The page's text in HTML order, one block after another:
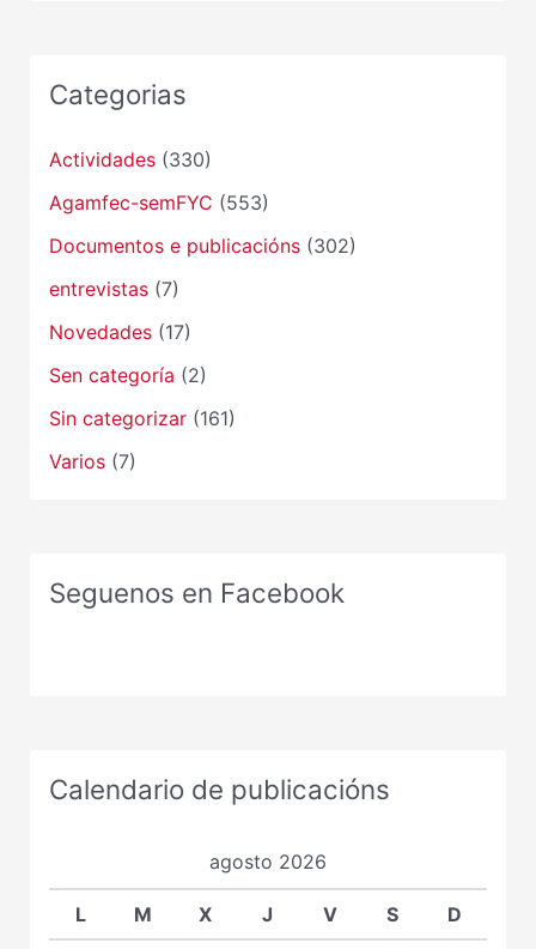
Categorias
Actividades(330)
Agamfec-semFYC (553)
Documentos e publicacións(302)
entrevistas(7)
Novedades(17)
Sen categoría (2)
Sin categorizar(161)
Varios(7)
Seguenos en Facebook
Calendario de publicacións
agosto 2026
L M X J V S D